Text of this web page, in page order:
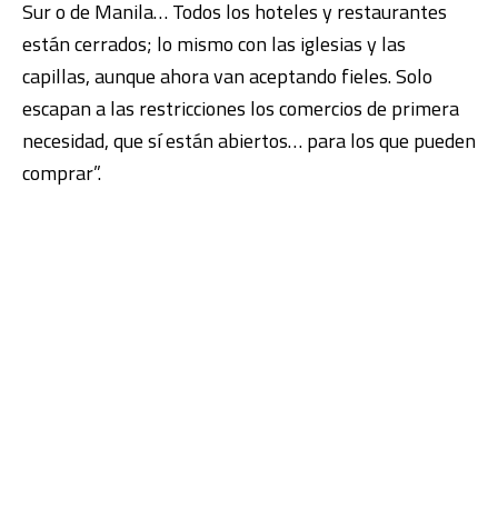
Sur o de Manila… Todos los hoteles y restaurantes
están cerrados; lo mismo con las iglesias y las
capillas, aunque ahora van aceptando fieles. Solo
escapan a las restricciones los comercios de primera
necesidad, que sí están abiertos… para los que pueden
comprar”.